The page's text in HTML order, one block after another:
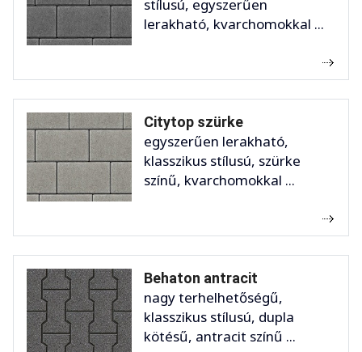
stílusú, egyszerűen
lerakható, kvarchomokkal ...
Citytop szürke
egyszerűen lerakható,
klasszikus stílusú, szürke
színű, kvarchomokkal ...
Behaton antracit
nagy terhelhetőségű,
klasszikus stílusú, dupla
kötésű, antracit színű ...